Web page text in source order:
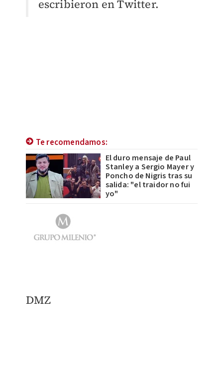
escribieron en Twitter.
Te recomendamos:
El duro mensaje de Paul
Stanley a Sergio Mayer y
Poncho de Nigris tras su
salida: "el traidor no fui
yo"
DMZ